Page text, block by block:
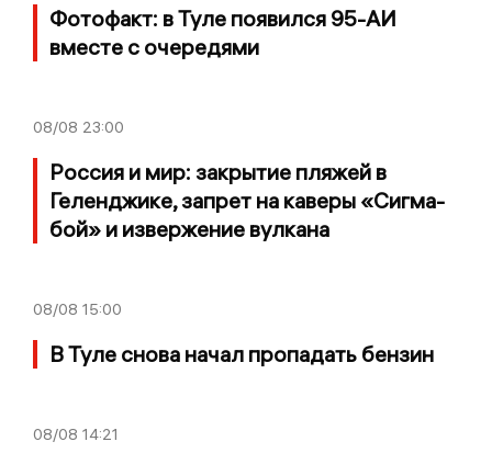
Фотофакт: в Туле появился 95-АИ
вместе с очередями
08/08 23:00
Россия и мир: закрытие пляжей в
Геленджике, запрет на каверы «Сигма-
бой» и извержение вулкана
08/08 15:00
В Туле снова начал пропадать бензин
08/08 14:21